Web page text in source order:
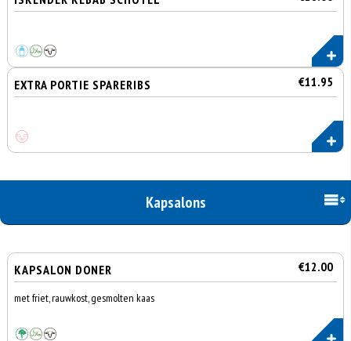
EXTRA PORTIE SPARERIBS €11.95
Kapsalons
KAPSALON DONER €12.00
met friet, rauwkost, gesmolten kaas